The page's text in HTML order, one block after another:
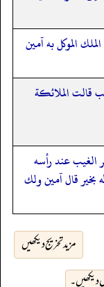
الموكل به آمين
قالت الملائكة
الغيب عند رأسه
بخير قال آمين ولك
مزید تخریج دیکھیں
دیکھیں۔